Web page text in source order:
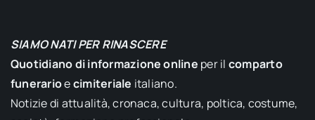
SIAMO NATI PER RINASCERE
Quotidiano di informazione online per il comparto
funerarioecimiteriale italiano.
Notizie di attualità, cronaca, cultura, poltica, costume,